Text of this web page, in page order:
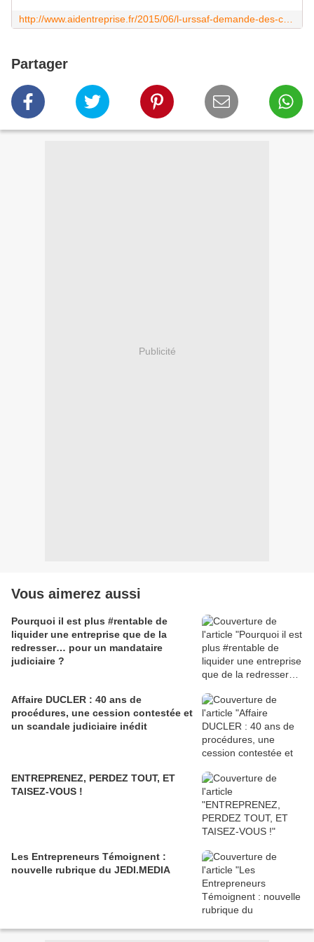
Partager
Publicité
Vous aimerez aussi
Pourquoi il est plus #rentable de
liquider une entreprise que de la
redresser… pour un mandataire
judiciaire ?
Affaire DUCLER : 40 ans de
procédures, une cession contestée et
un scandale judiciaire inédit
ENTREPRENEZ, PERDEZ TOUT, ET
TAISEZ-VOUS !
Les Entrepreneurs Témoignent :
nouvelle rubrique du JEDI.MEDIA